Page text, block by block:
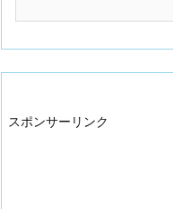
スポンサーリンク